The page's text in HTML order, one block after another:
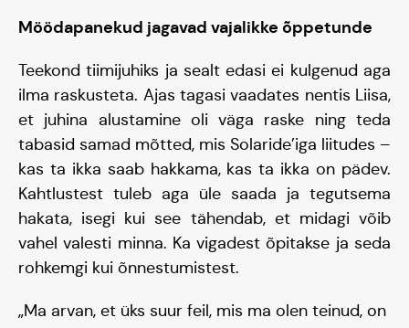
Tiim
Liitu
Möödapanekud jagavad vajalikke õppetunde
Teekond tiimijuhiks ja sealt edasi ei kulgenud aga
ilma raskusteta. Ajas tagasi vaadates nentis Liisa,
et juhina alustamine oli väga raske ning teda
tabasid samad mõtted, mis Solaride’iga liitudes –
kas ta ikka saab hakkama, kas ta ikka on pädev.
Kahtlustest tuleb aga üle saada ja tegutsema
hakata, isegi kui see tähendab, et midagi võib
vahel valesti minna. Ka vigadest õpitakse ja seda
rohkemgi kui õnnestumistest.
„Ma arvan, et üks suur feil, mis ma olen teinud, on